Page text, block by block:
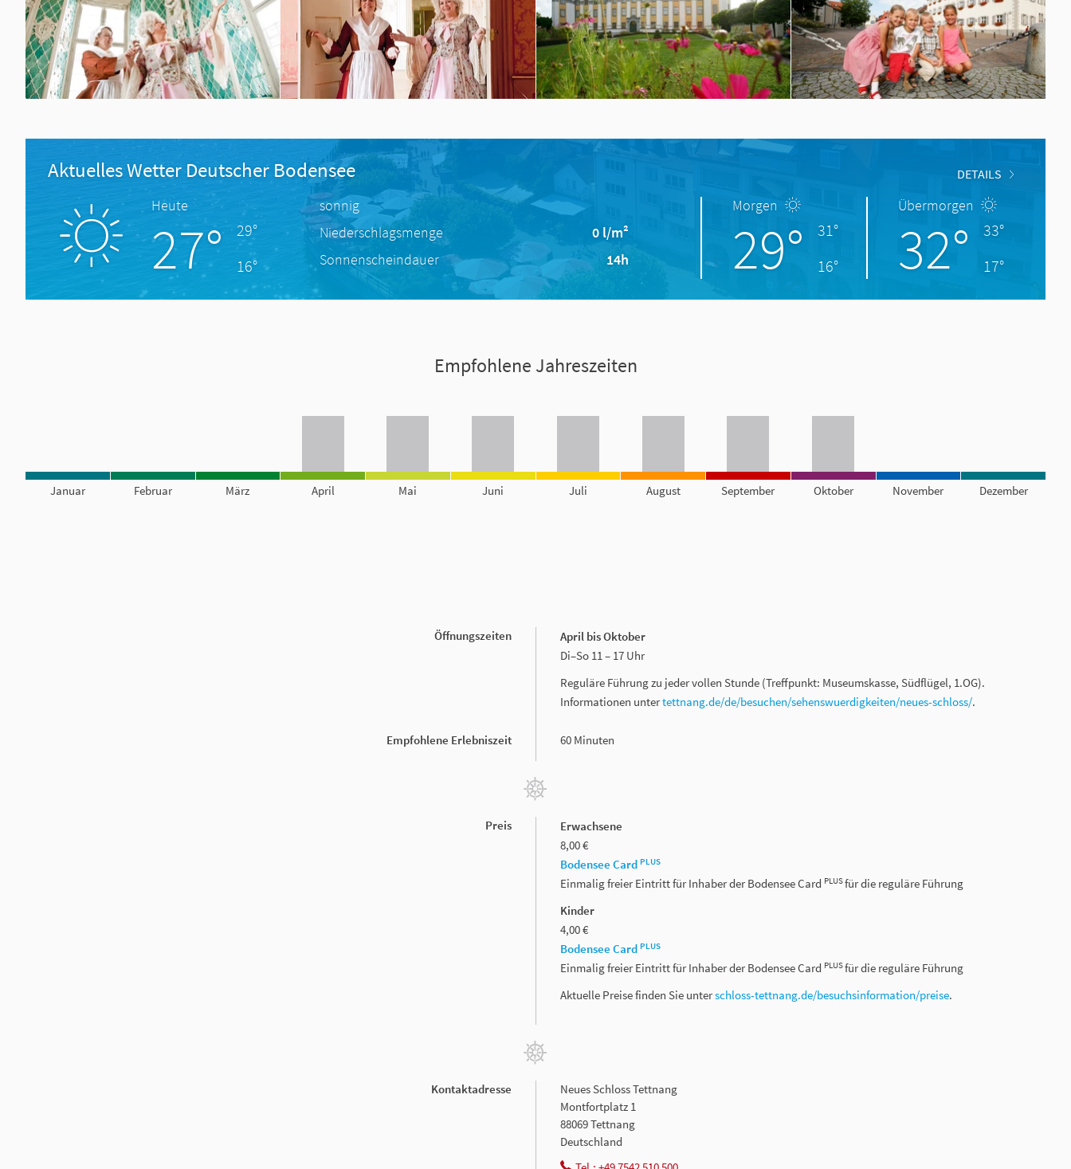
Aktuelles Wetter Deutscher Bodensee DETAILS
Heute
27°
29°
16°
sonnig
Niederschlagsmenge
0 l/m²
Sonnenscheindauer
14h
Morgen
29°
31°
16°
Übermorgen
32°
33°
17°
Empfohlene Jahreszeiten
Januar Februar März April Mai Juni Juli August September Oktober November Dezember
Öffnungszeiten
April bis Oktober
Di–So 11 – 17 Uhr
Reguläre Führung zu jeder vollen Stunde (Treffpunkt: Museumskasse, Südflügel, 1.OG).
Informationen untertettnang.de/de/besuchen/sehenswuerdigkeiten/neues-schloss/.
Empfohlene Erlebniszeit 60 Minuten
Preis
Erwachsene
8,00 €
Bodensee Card PLUS
Einmalig freier Eintritt für Inhaber der Bodensee Card PLUSfür die reguläre Führung
Kinder
4,00 €
Bodensee Card PLUS
Einmalig freier Eintritt für Inhaber der Bodensee Card PLUSfür die reguläre Führung
Aktuelle Preise finden Sie unterschloss-tettnang.de/besuchsinformation/preise.
Kontaktadresse
Neues Schloss Tettnang
Montfortplatz 1
88069 Tettnang
Deutschland